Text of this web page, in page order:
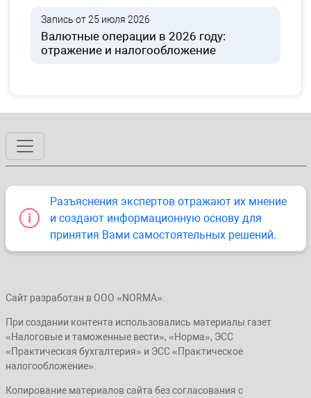
Запись от 25 июля 2026
Валютные операции в 2026 году:
отражение и налогообложение
Разъяснения экспертов отражают их мнение
и создают информационную основу для
принятия Вами самостоятельных решений.
Сайт разработан в ООО «NORMA».
При создании контента использовались материалы газет
«Налоговые и таможенные вести», «Норма», ЭСС
«Практическая бухгалтерия» и ЭСС «Практическое
налогообложение».
Копирование материалов сайта без согласования с